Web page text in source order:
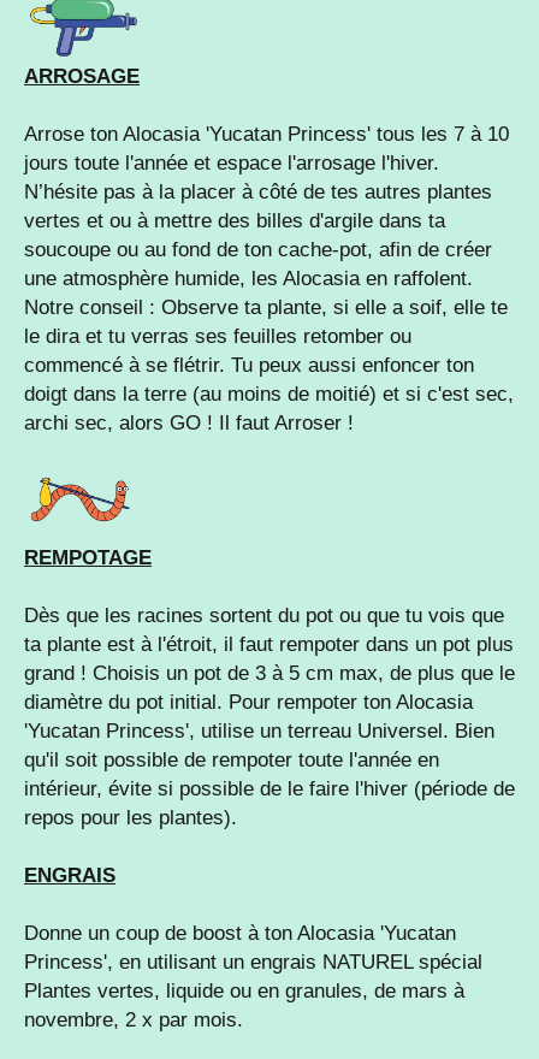
ARROSAGE
Arrose ton Alocasia 'Yucatan Princess' tous les 7 à 10
jours toute l'année et espace l'arrosage l'hiver.
N’hésite pas à la placer à côté de tes autres plantes
vertes et ou à mettre des billes d'argile dans ta
soucoupe ou au fond de ton cache-pot, afin de créer
une atmosphère humide, les Alocasia en raffolent.
Notre conseil : Observe ta plante, si elle a soif, elle te
le dira et tu verras ses feuilles retomber ou
commencé à se flétrir. Tu peux aussi enfoncer ton
doigt dans la terre (au moins de moitié) et si c'est sec,
archi sec, alors GO ! Il faut Arroser !
REMPOTAGE
Dès que les racines sortent du pot ou que tu vois que
ta plante est à l'étroit, il faut rempoter dans un pot plus
grand ! Choisis un pot de 3 à 5 cm max, de plus que le
diamètre du pot initial. Pour rempoter ton Alocasia
'Yucatan Princess', utilise un terreau Universel. Bien
qu'il soit possible de rempoter toute l'année en
intérieur, évite si possible de le faire l'hiver (période de
repos pour les plantes).
ENGRAIS
Donne un coup de boost à ton Alocasia 'Yucatan
Princess', en utilisant un engrais NATUREL spécial
Plantes vertes, liquide ou en granules, de mars à
novembre, 2 x par mois.